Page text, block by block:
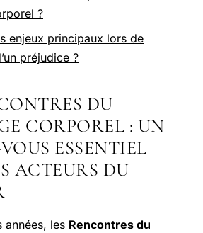
?
enjeux principaux lors de
préjudice ?
DU
CORPOREL : UN
ESSENTIEL
ACTEURS DU
années, les Rencontres du